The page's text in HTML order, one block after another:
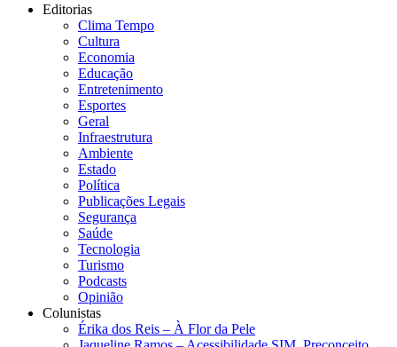
Editorias
Clima Tempo
Cultura
Economia
Educação
Entretenimento
Esportes
Geral
Infraestrutura
Ambiente
Estado
Política
Publicações Legais
Segurança
Saúde
Tecnologia
Turismo
Podcasts
Opinião
Colunistas
Érika dos Reis​ – À Flor da Pele